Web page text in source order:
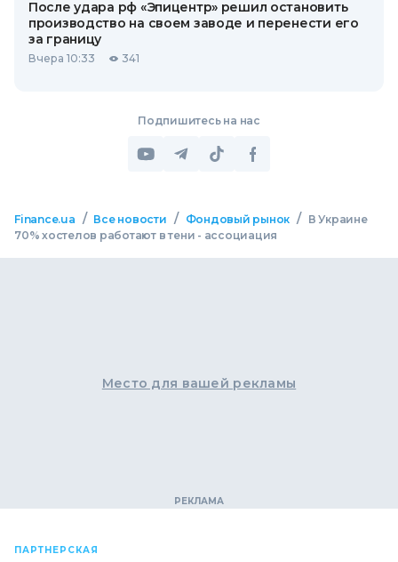
После удара рф «Эпицентр» решил остановить
производство на своем заводе и перенести его
за границу
Вчера 10:33 341
Подпишитесь на нас
Finance.ua / Все новости / Фондовый рынок /
В Украине
70% хостелов работают в тени - ассоциация
Место для вашей рекламы
ПАРТНЕРСКАЯ